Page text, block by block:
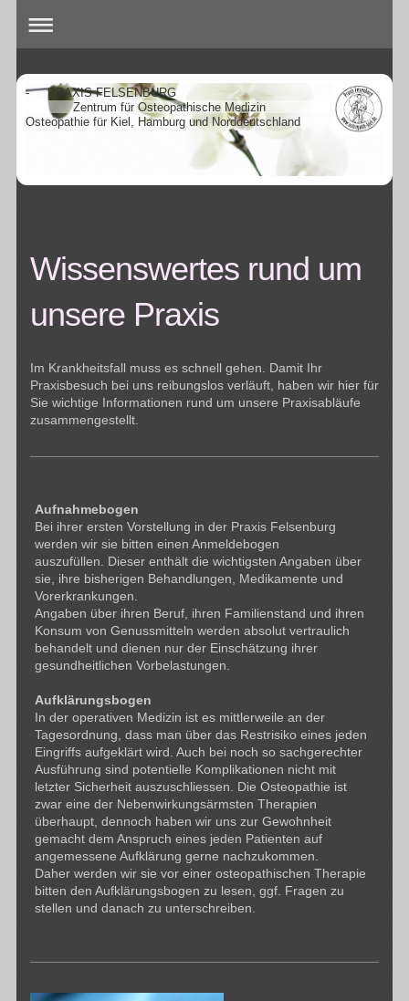
- PRAXIS FELSENBURG
Zentrum für Osteopathische Medizin
Osteopathie für Kiel, Hamburg und Norddeutschland
Wissenswertes rund um
unsere Praxis
Im Krankheitsfall muss es schnell gehen. Damit Ihr
Praxisbesuch bei uns reibungslos verläuft, haben wir hier für
Sie wichtige Informationen rund um unsere Praxisabläufe
zusammengestellt.
Aufnahmebogen
Bei ihrer ersten Vorstellung in der Praxis Felsenburg
werden wir sie bitten einen Anmeldebogen
auszufüllen. Dieser enthält die wichtigsten Angaben über
sie, ihre bisherigen Behandlungen, Medikamente und
Vorerkrankungen.
Angaben über ihren Beruf, ihren Familienstand und ihren
Konsum von Genussmitteln werden absolut vertraulich
behandelt und dienen nur der Einschätzung ihrer
gesundheitlichen Vorbelastungen.
Aufklärungsbogen
In der operativen Medizin ist es mittlerweile an der
Tagesordnung, dass man über das Restrisiko eines jeden
Eingriffs aufgeklärt wird. Auch bei noch so sachgerechter
Ausführung sind potentielle Komplikationen nicht mit
letzter Sicherheit auszuschliessen. Die Osteopathie ist
zwar eine der Nebenwirkungsärmsten Therapien
überhaupt, dennoch haben wir uns zur Gewohnheit
gemacht dem Anspruch eines jeden Patienten auf
angemessene Aufklärung gerne nachzukommen.
Daher werden wir sie vor einer osteopathischen Therapie
bitten den Aufklärungsbogen zu lesen, ggf. Fragen zu
stellen und danach zu unterschreiben.